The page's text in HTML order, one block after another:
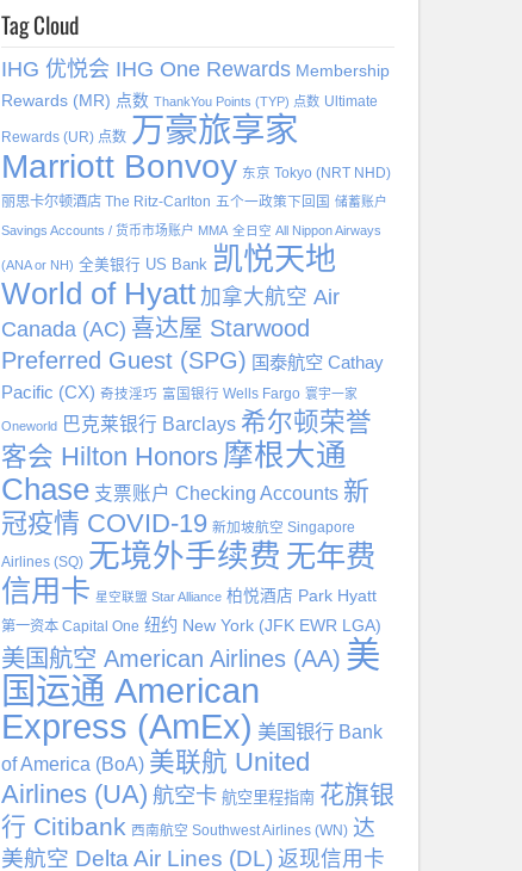
Tag Cloud
IHG 优悦会 IHG One Rewards Membership
Rewards (MR) 点数 ThankYou Points (TYP) 点数 Ultimate
Rewards (UR) 点数 万豪旅享家
Marriott Bonvoy 东京 Tokyo (NRT NHD)
丽思卡尔顿酒店 The Ritz-Carlton 五个一政策下回国 储蓄账户
Savings Accounts / 货币市场账户 MMA 全日空 All Nippon Airways
(ANA or NH) 全美银行 US Bank 凯悦天地
World of Hyatt 加拿大航空 Air
Canada (AC) 喜达屋 Starwood
Preferred Guest (SPG) 国泰航空 Cathay
Pacific (CX) 奇技淫巧 富国银行 Wells Fargo 寰宇一家
Oneworld 巴克莱银行 Barclays 希尔顿荣誉
客会 Hilton Honors 摩根大通
Chase 支票账户 Checking Accounts 新
冠疫情 COVID-19 新加坡航空 Singapore
Airlines (SQ) 无境外手续费 无年费
信用卡 星空联盟 Star Alliance 柏悦酒店 Park Hyatt
第一资本 Capital One 纽约 New York (JFK EWR LGA)
美国航空 American Airlines (AA) 美
国运通 American
Express (AmEx) 美国银行 Bank
of America (BoA) 美联航 United
Airlines (UA) 航空卡 航空里程指南 花旗银
行 Citibank 西南航空 Southwest Airlines (WN) 达
美航空 Delta Air Lines (DL) 返现信用卡